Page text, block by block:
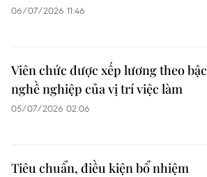
06/07/2026 11:46
Viên chức được xếp lương theo bậc
nghề nghiệp của vị trí việc làm
05/07/2026 02:06
Tiêu chuẩn, điều kiện bổ nhiệm